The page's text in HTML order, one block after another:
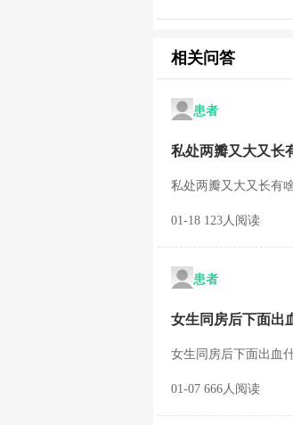
相关问答
患者
私处两瓣又大又长
私处两瓣又大又长有
01-18 123人阅读
患者
女生同房后下面出
女生同房后下面出血
01-07 666人阅读